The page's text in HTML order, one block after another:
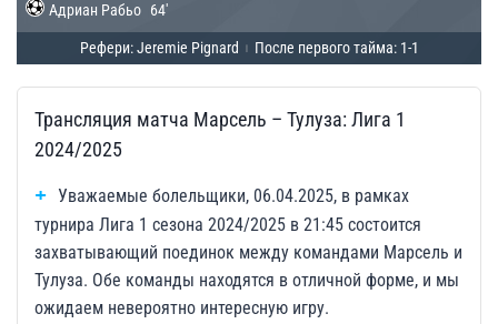
Адриан Рабьо 64'
Рефери: Jeremie Pignard После первого тайма: 1-1
Трансляция матча Марсель – Тулуза: Лига 1
2024/2025
Уважаемые болельщики, 06.04.2025, в рамках
турнира Лига 1 сезона 2024/2025 в 21:45 состоится
захватывающий поединок между командами Марсель и
Тулуза. Обе команды находятся в отличной форме, и мы
ожидаем невероятно интересную игру.